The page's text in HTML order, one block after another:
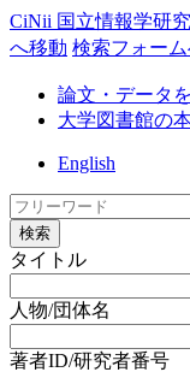
CiNii 国立情報学研
へ移動 検索フォー
論文・データ
大学図書館の
English
検索
タイトル
人物/団体名
著者ID/研究者番号